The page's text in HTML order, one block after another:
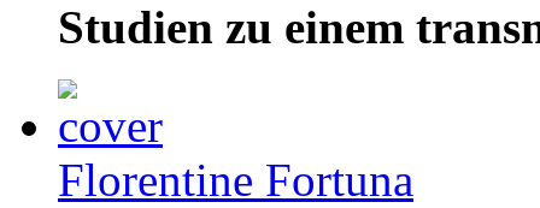
Studien zu einem
Florentine Fortuna